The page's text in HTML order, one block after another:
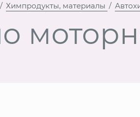
Химпродукты, материалы